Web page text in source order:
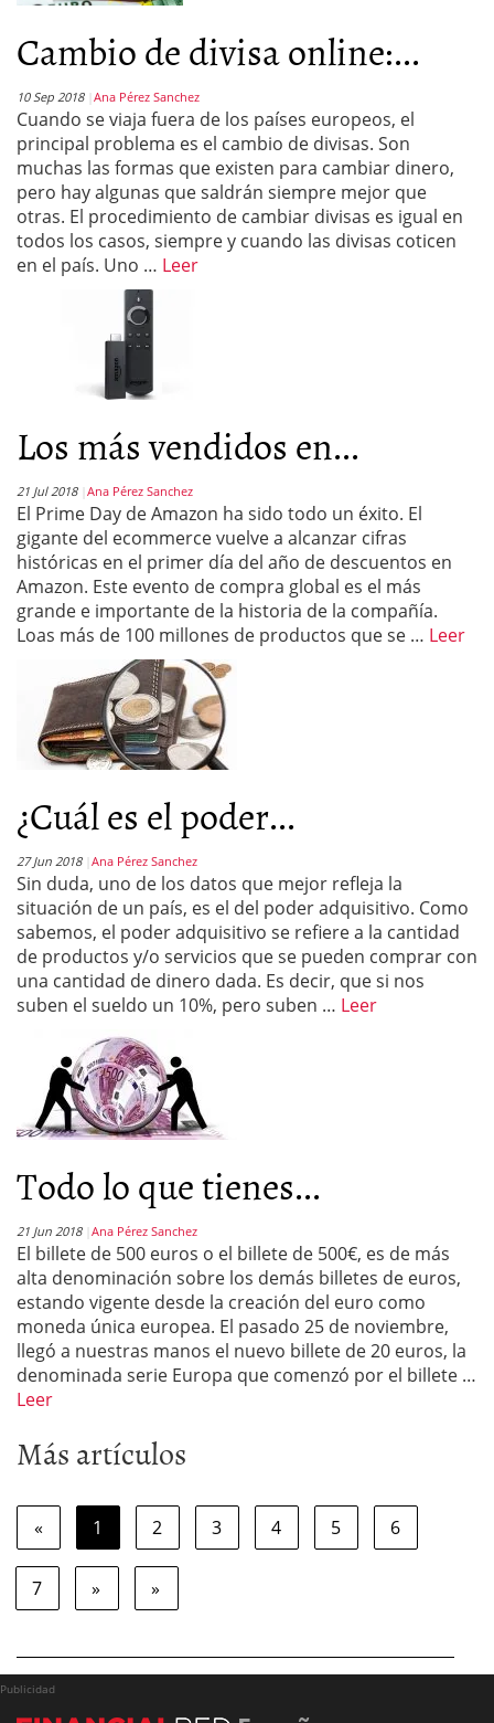
Cambio de divisa online:...
10 Sep 2018 Ana Pérez Sanchez
Cuando se viaja fuera de los países europeos, el
principal problema es el cambio de divisas. Son
muchas las formas que existen para cambiar dinero,
pero hay algunas que saldrán siempre mejor que
otras. El procedimiento de cambiar divisas es igual en
todos los casos, siempre y cuando las divisas coticen
en el país. Uno … Leer
Los más vendidos en...
21 Jul 2018 Ana Pérez Sanchez
El Prime Day de Amazon ha sido todo un éxito. El
gigante del ecommerce vuelve a alcanzar cifras
históricas en el primer día del año de descuentos en
Amazon. Este evento de compra global es el más
grande e importante de la historia de la compañía.
Loas más de 100 millones de productos que se … Leer
¿Cuál es el poder...
27 Jun 2018 Ana Pérez Sanchez
Sin duda, uno de los datos que mejor refleja la
situación de un país, es el del poder adquisitivo. Como
sabemos, el poder adquisitivo se refiere a la cantidad
de productos y/o servicios que se pueden comprar con
una cantidad de dinero dada. Es decir, que si nos
suben el sueldo un 10%, pero suben … Leer
Todo lo que tienes...
21 Jun 2018 Ana Pérez Sanchez
El billete de 500 euros o el billete de 500€, es de más
alta denominación sobre los demás billetes de euros,
estando vigente desde la creación del euro como
moneda única europea. El pasado 25 de noviembre,
llegó a nuestras manos el nuevo billete de 20 euros, la
denominada serie Europa que comenzó por el billete …
Leer
Más artículos
« 1 2 3 4 5 6
7 » »
Publicidad